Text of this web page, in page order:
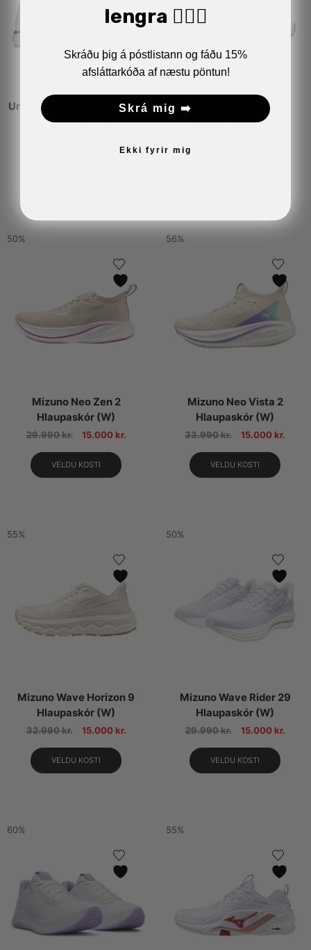
Under Armour Drive Fade 2
SL Golfskór (W)
Mizuno Wave Mujin 11
Utanvegaskór (W)
50%
Mizuno Neo Zen 2
Hlaupaskór (W)
29.990kr. 15.000 kr.
VELDU KOSTI
56%
Mizuno Neo Vista 2
Hlaupaskór (W)
33.990kr. 15.000 kr.
VELDU KOSTI
55%
Mizuno Wave Horizon 9
Hlaupaskór (W)
32.990kr. 15.000 kr.
VELDU KOSTI
50%
Mizuno Wave Rider 29
Hlaupaskór (W)
29.990kr. 15.000 kr.
VELDU KOSTI
60% 55%
lengra 🏋🏼‍♂️
Skráðu þig á póstlistann og fáðu 15%
afsláttarkóða af næstu pöntun!
Skrá mig ➡️
Ekki fyrir mig